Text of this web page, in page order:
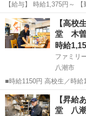
【給与】 時給1,375円～ 【勤務時間】 22時00分～翌5時00分(シフト
制)、1日2時間 週2日 から応相談 【お仕事内容】 【仕事
家スタッ
埼玉 八潮市 レス
【高校
堂 木曽
時給
八潮市
■時給1150円 高校生／時給1150円 日・祝日は時給50円アップ！（9時
～22時） ■ファミリー食
市木曽根947-1） ■アルバ
給...
埼玉 八潮市 レス
【昇給
堂 八潮